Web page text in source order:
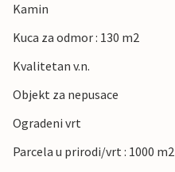
Kamin
Kuca za odmor : 130 m2
Kvalitetan v.n.
Objekt za nepusace
Ogradeni vrt
Parcela u prirodi/vrt : 1000 m2